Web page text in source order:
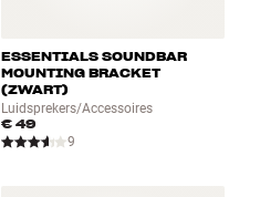
ESSENTIALS SOUNDBAR
MOUNTING BRACKET
(ZWART)
Luidsprekers/Accessoires
€ 49
9